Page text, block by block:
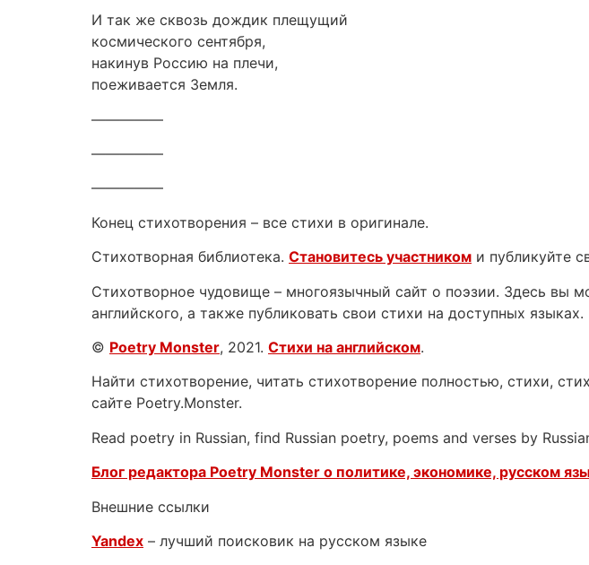
И так же сквозь дождик плещущий
космического сентября,
накинув Россию на плечи,
поеживается Земля.
—————
—————
—————
Конец стихотворения – все стихи в оригинале.
Стихотворная библиотека. Становитесь участником и публикуйте
Стихотворное чудовище – многоязычный сайт о поэзии. Здесь вы
английского, а также публиковать свои стихи на доступных языках.
© Poetry Monster, 2021. Стихи на английском.
Найти стихотворение, читать стихотворение полностью, стихи,
сайте Poetry.Monster.
Read poetry in Russian, find Russian poetry, poems and verses by
Блог редактора Poetry Monster о политике, экономике, русском
Внешние ссылки
Yandex – лучший поисковик на русском языке